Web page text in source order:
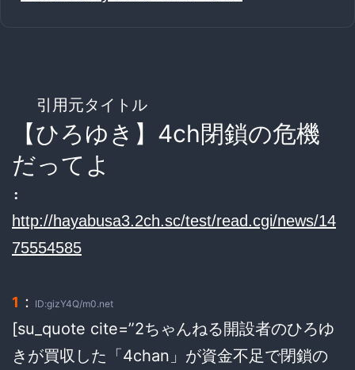
引用元タイトル
【ひろゆき】4ch閉鎖の危機
だってよ
:
http://hayabusa3.2ch.sc/test/read.cgi/news/14
75554585
1 ： ID:gizY4Q/m0.net
[su_quote cite=”2ちゃんねる開設者のひろゆ
きが買収した「4chan」が資金不足で閉鎖の